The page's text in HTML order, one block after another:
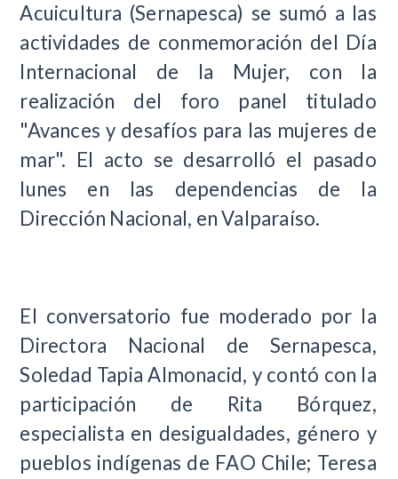
Acuicultura (Sernapesca) se sumó a las
actividades de conmemoración del Día
Internacional de la Mujer, con la
realización del foro panel titulado
"Avances y desafíos para las mujeres de
mar". El acto se desarrolló el pasado
lunes en las dependencias de la
Dirección Nacional, en Valparaíso.
El conversatorio fue moderado por la
Directora Nacional de Sernapesca,
Soledad Tapia Almonacid, y contó con la
participación de Rita Bórquez,
especialista en desigualdades, género y
pueblos indígenas de FAO Chile; Teresa